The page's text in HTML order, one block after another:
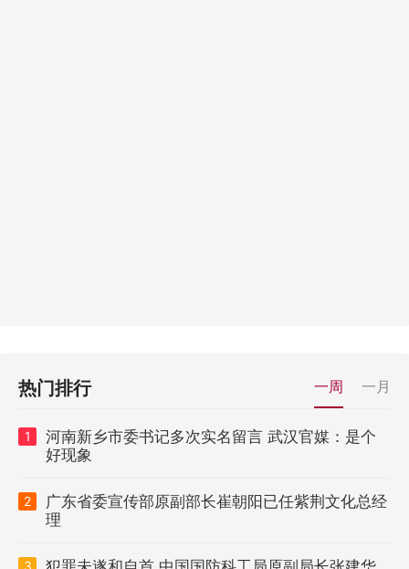
热门排行 一周 一月
1
河南新乡市委书记多次实名留言 武汉官媒：是个
好现象
2
广东省委宣传部原副部长崔朝阳已任紫荆文化总经
理
3